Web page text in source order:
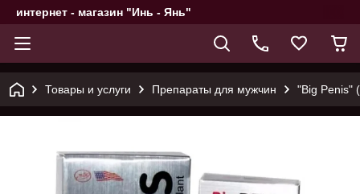
интернет - магазин "Инь - Янь"
Товары и услуги Препараты для мужчин "Big Penis"